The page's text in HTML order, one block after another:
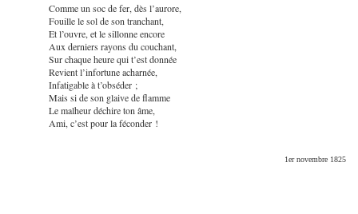
Comme un soc de fer, dès l’aurore,
Fouille le sol de son tranchant,
Et l’ouvre, et le sillonne encore
Aux derniers rayons du couchant,
Sur chaque heure qui t’est donnée
Revient l’infortune acharnée,
Infatigable à t’obséder ;
Mais si de son glaive de flamme
Le malheur déchire ton âme,
Ami, c’est pour la féconder !
1er novembre 1825